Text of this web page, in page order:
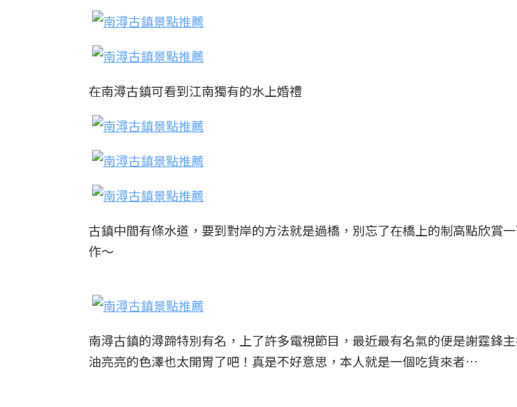
在南潯古鎮可看到江南獨有的水上婚禮
古鎮中間有條水道，要到對岸的方法就是過橋，別忘了在橋上的制高點欣賞
作～
南潯古鎮的潯蹄特別有名，上了許多電視節目，最近最有名氣的便是謝霆鋒
油亮亮的色澤也太開胃了吧！真是不好意思，本人就是一個吃貨來者…